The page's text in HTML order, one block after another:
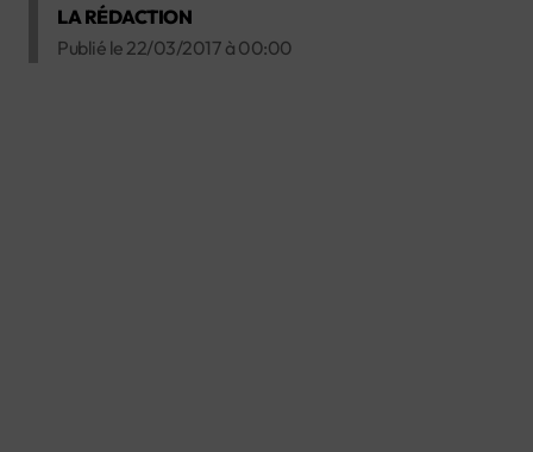
LA RÉDACTION
Publié le 22/03/2017 à 00:00